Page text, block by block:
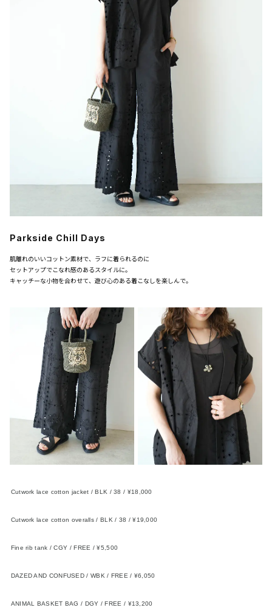
Parkside Chill Days
肌離れのいいコットン素材で、ラフに着られるのに
セットアップでこなれ感のあるスタイルに。
キャッチーな小物を合わせて、遊び心のある着こなしを楽しんで。
Cutwork lace cotton jacket / BLK / 38 / ¥18,000
Cutwork lace cotton overalls / BLK / 38 / ¥19,000
Fine rib tank / CGY / FREE / ¥5,500
DAZED AND CONFUSED / WBK / FREE / ¥6,050
ANIMAL BASKET BAG / DGY / FREE / ¥13,200